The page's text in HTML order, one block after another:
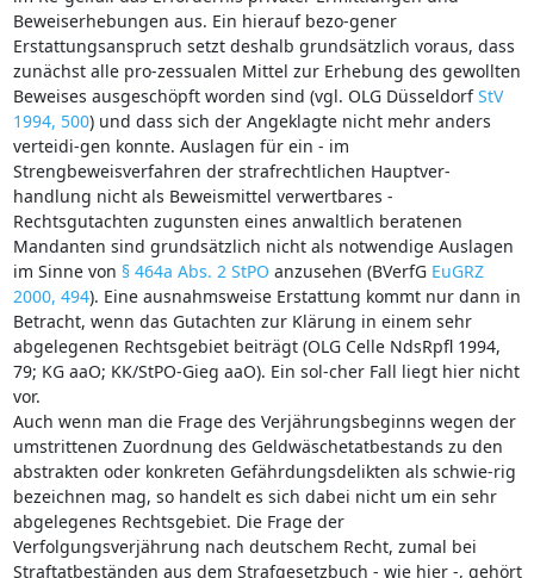
Beweiserhebungen aus. Ein hierauf bezo-gener
Erstattungsanspruch setzt deshalb grundsätzlich voraus, dass
zunächst alle pro-zessualen Mittel zur Erhebung des gewollten
Beweises ausgeschöpft worden sind (vgl. OLG DüsseldorfStV
1994, 500) und dass sich der Angeklagte nicht mehr anders
verteidi-gen konnte. Auslagen für ein - im
Strengbeweisverfahren der strafrechtlichen Hauptver-
handlung nicht als Beweismittel verwertbares -
Rechtsgutachten zugunsten eines anwaltlich beratenen
Mandanten sind grundsätzlich nicht als notwendige Auslagen
im Sinne von § 464a Abs. 2 StPO anzusehen (BVerfG EuGRZ
2000, 494). Eine ausnahmsweise Erstattung kommt nur dann in
Betracht, wenn das Gutachten zur Klärung in einem sehr
abgelegenen Rechtsgebiet beiträgt (OLG Celle NdsRpfl 1994,
79; KG aaO; KK/StPO-Gieg aaO). Ein sol-cher Fall liegt hier nicht
vor.
Auch wenn man die Frage des Verjährungsbeginns wegen der
umstrittenen Zuordnung des Geldwäschetatbestands zu den
abstrakten oder konkreten Gefährdungsdelikten als schwie-rig
bezeichnen mag, so handelt es sich dabei nicht um ein sehr
abgelegenes Rechtsgebiet. Die Frage der
Verfolgungsverjährung nach deutschem Recht, zumal bei
Straftatbeständen aus dem Strafgesetzbuch - wie hier -, gehört